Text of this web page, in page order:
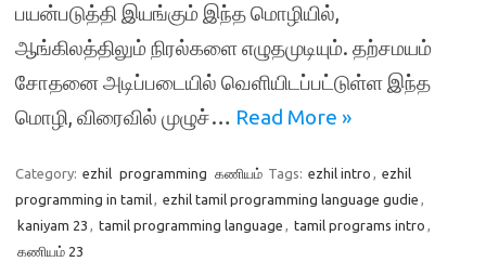
பயன்படுத்தி இயங்கும் இந்த மொழியில்,
ஆங்கிலத்திலும் நிரல்களை எழுதமுடியும். தற்சமயம்
சோதனை அடிப்படையில் வெளியிடப்பட்டுள்ள இந்த
மொழி, விரைவில் முழுச்… Read More »
Category: ezhil programming கணியம் Tags: ezhil intro , ezhil
programming in tamil, ezhil tamil programming language gudie ,
kaniyam 23 , tamil programming language , tamil programs intro ,
கணியம் 23